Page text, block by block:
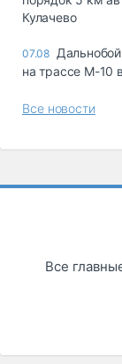
Кулачево
07.08
на трассе М-10
Все новости
Все